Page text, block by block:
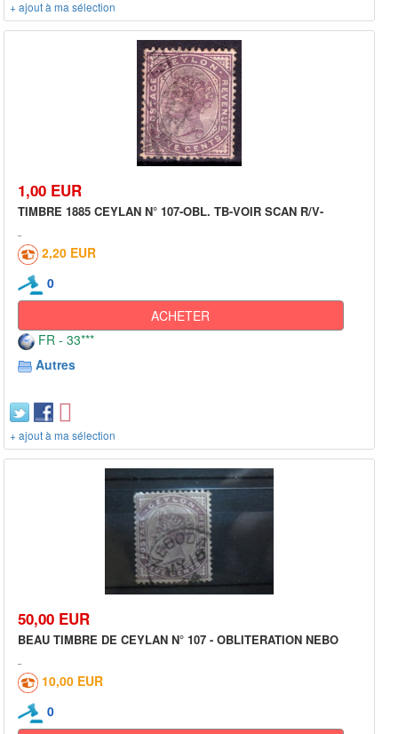
+ ajout à ma sélection
1,00 EUR
TIMBRE 1885 CEYLAN N° 107-OBL. TB-VOIR SCAN R/V-
2,20 EUR
0
ACHETER
FR - 33***
Autres
+ ajout à ma sélection
50,00 EUR
BEAU TIMBRE DE CEYLAN N° 107 - OBLITERATION NEBO
10,00 EUR
0